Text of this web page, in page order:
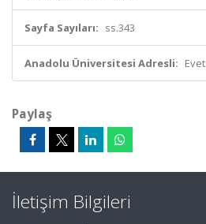
Sayfa Sayıları: ss.343
Anadolu Üniversitesi Adresli: Evet
Paylaş
İletişim Bilgileri